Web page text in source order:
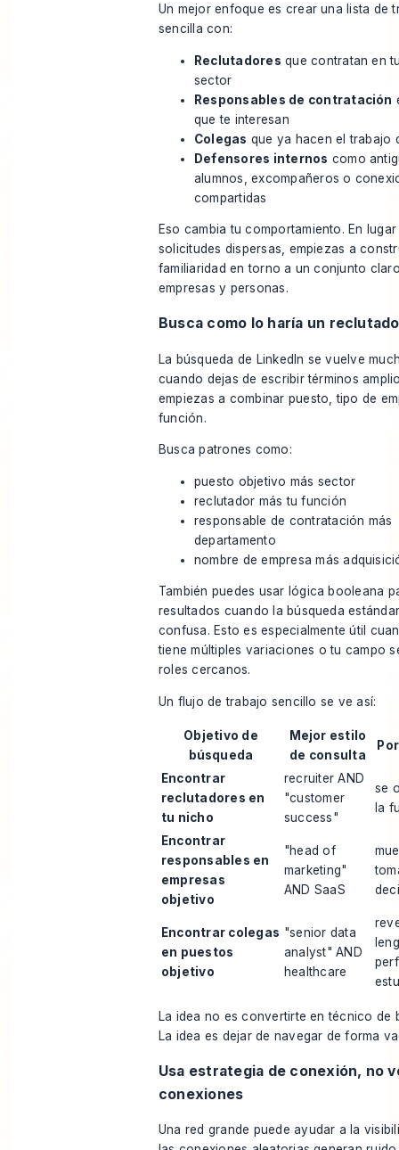
Un mejor enfoque es crear una lista de
sencilla con:
Reclutadores que contratan en
sector
Responsables de contratación
que te interesan
Colegas que ya hacen el trabajo
Defensores internos como
alumnos, excompañeros o
compartidas
Eso cambia tu comportamiento. En
solicitudes dispersas, empiezas a
familiaridad en torno a un conjunto
empresas y personas.
Busca como lo haría un
La búsqueda de LinkedIn se vuelve
cuando dejas de escribir términos
empiezas a combinar puesto, tipo de
función.
Busca patrones como:
puesto objetivo más sector
reclutador más tu función
responsable de contratación más
departamento
nombre de empresa más
También puedes usar lógica booleana
resultados cuando la búsqueda
confusa. Esto es especialmente útil
tiene múltiples variaciones o tu campo
roles cercanos.
Un flujo de trabajo sencillo se ve así:
Objetivo de
búsqueda
Mejor estilo
de consulta
Encontrar
reclutadores en
tu nicho
recruiter AND
"customer
success"
se
la
Encontrar
responsables en
empresas
objetivo
"head of
marketing"
AND SaaS
Encontrar colegas
en puestos
objetivo
"senior data
analyst" AND
healthcare
La idea no es convertirte en técnico de
La idea es dejar de navegar de forma
Usa estrategia de conexión, no
conexiones
Una red grande puede ayudar a la